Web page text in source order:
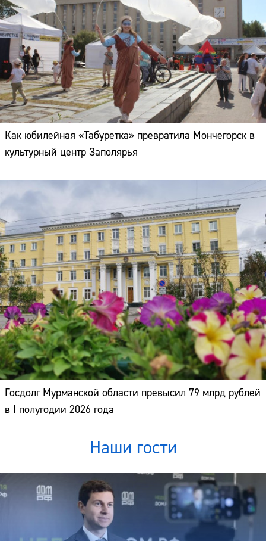
Как юбилейная «Табуретка» превратила Мончегорск в
культурный центр Заполярья
Госдолг Мурманской области превысил 79 млрд рублей
в I полугодии 2026 года
Наши гости